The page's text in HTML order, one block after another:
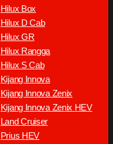
Hilux Box
Hilux D Cab
Hilux GR
Hilux Rangga
Hilux S Cab
Kijang Innova
Kijang Innova Zenix
Kijang Innova Zenix HEV
Land Cruiser
Prius HEV